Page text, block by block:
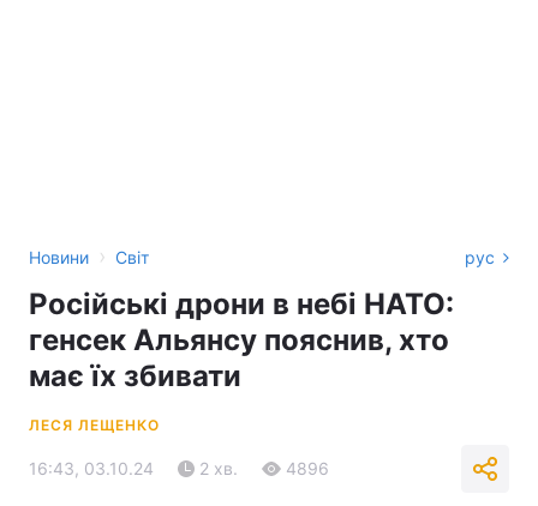
Новини › Світ рус
Російські дрони в небі НАТО:
генсек Альянсу пояснив, хто
має їх збивати
ЛЕСЯ ЛЕЩЕНКО
16:43, 03.10.24 2 хв. 4896